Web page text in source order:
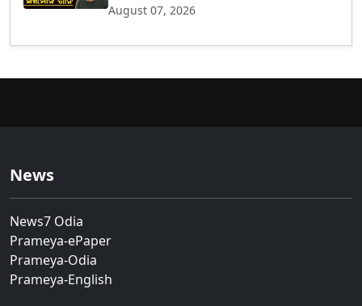
August 07, 2026
News
News7 Odia
Prameya-ePaper
Prameya-Odia
Prameya-English